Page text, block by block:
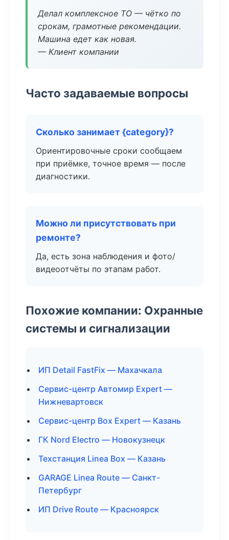
Делал комплексное ТО — чётко по
срокам, грамотные рекомендации.
Машина едет как новая.
— Клиент компании
Часто задаваемые вопросы
Сколько занимает {category}?
Ориентировочные сроки сообщаем
при приёмке, точное время — после
диагностики.
Можно ли присутствовать при
ремонте?
Да, есть зона наблюдения и фото/
видеоотчёты по этапам работ.
Похожие компании: Охранные
системы и сигнализации
ИП Detail FastFix — Махачкала
Сервис-центр Автомир Expert —
Нижневартовск
Сервис-центр Box Expert — Казань
ГК Nord Electro — Новокузнецк
Техстанция Linea Box — Казань
GARAGE Linea Route — Санкт-
Петербург
ИП Drive Route — Красноярск